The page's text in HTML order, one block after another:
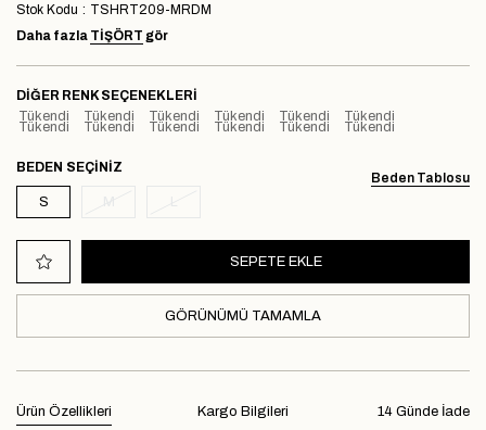
Stok Kodu
TSHRT209-MRDM
Daha fazla TIŞÖRT gör
DIĞER RENK SEÇENEKLERI
Tükendi
Tükendi Tükendi Tükendi Tükendi Tükendi
Tükendi Tükendi Tükendi Tükendi Tükendi Tükendi
Beden Tablosu
BEDEN
S
GÖRÜNÜMÜ TAMAMLA
Ürün Özellikleri 14 Günde İade
Kargo Bilgileri